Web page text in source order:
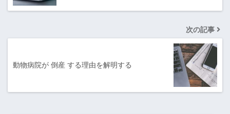
次の記事
動物病院が 倒産 する理由を解明する